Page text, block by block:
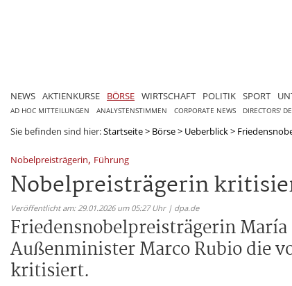
NEWS AKTIENKURSE BÖRSE WIRTSCHAFT POLITIK SPORT
AD HOC MITTEILUNGEN ANALYSTENSTIMMEN CORPORATE NEWS DIRECTORS'
Sie befinden sind hier:Startseite> Börse> Ueberblick>
Nobelpreisträgerin, Führung
Nobelpreisträgerin
Veröffentlicht am: 29.01.2026 um 05:27 Uhr | dpa.de
Friedensnobelpreisträgerin
Außenminister Marco Rubio die
kritisiert.